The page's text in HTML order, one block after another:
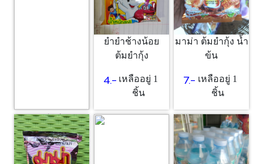
ซอส
25.- เหลืออยู่
1 ชิ้น
ยำยำช้างน้อย
ต้มยำกุ้ง
4.- เหลืออยู่ 1
ชิ้น
มาม่า ต้มยำกุ้ง น้ำ
ข้น
7.- เหลืออยู่ 1
ชิ้น